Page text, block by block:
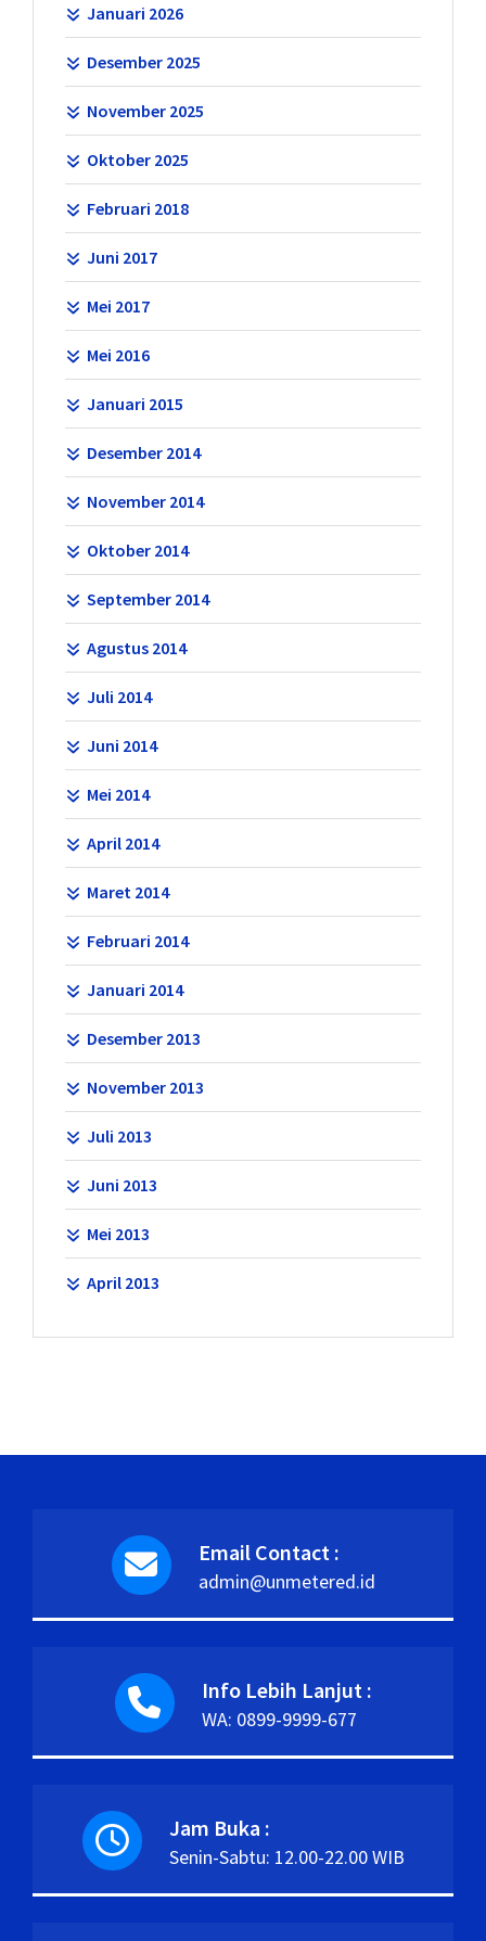
Januari 2026
Desember 2025
November 2025
Oktober 2025
Februari 2018
Juni 2017
Mei 2017
Mei 2016
Januari 2015
Desember 2014
November 2014
Oktober 2014
September 2014
Agustus 2014
Juli 2014
Juni 2014
Mei 2014
April 2014
Maret 2014
Februari 2014
Januari 2014
Desember 2013
November 2013
Juli 2013
Juni 2013
Mei 2013
April 2013
Email Contact :
admin@unmetered.id
Info Lebih Lanjut :
WA: 0899-9999-677
Jam Buka :
Senin-Sabtu: 12.00-22.00 WIB